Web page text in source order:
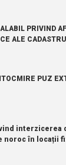
PRIVIND
ALE
PUZ
interzicerea
în locații